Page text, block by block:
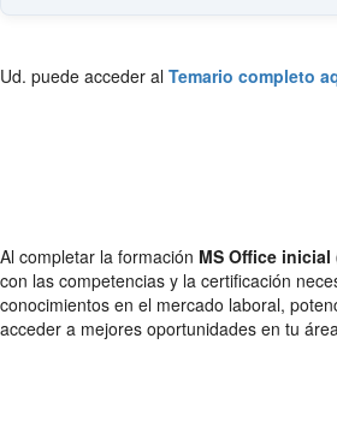
Ud. puede acceder al Temario completo
Al completar la formación MS Office inicial
con las competencias y la certificación
conocimientos en el mercado laboral,
acceder a mejores oportunidades en tu